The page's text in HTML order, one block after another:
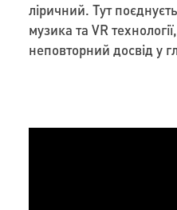
ліричний. Тут
музика та VR
неповторний досвід у